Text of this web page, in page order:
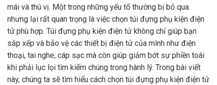
mái và thú vị. Một trong những yếu tố thường bị bỏ qua
nhưng lại rất quan trọng là việc chọn túi đựng phụ kiện điện
tử phù hợp. Túi đựng phụ kiện điện tử không chỉ giúp bạn
sắp xếp và bảo vệ các thiết bị điện tử của mình như điện
thoại, tai nghe, cáp sạc mà còn giúp giảm bớt sự phiền toái
khi phải lục lọi tìm kiếm chúng trong hành lý. Trong bài viết
này, chúng ta sẽ tìm hiểu cách chọn túi đựng phụ kiện điện tử